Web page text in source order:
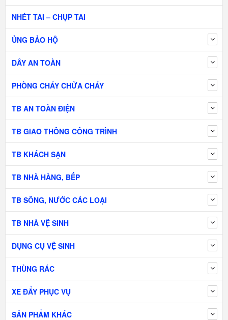
NHÉT TAI – CHỤP TAI
ỦNG BẢO HỘ
DÂY AN TOÀN
PHÒNG CHÁY CHỮA CHÁY
TB AN TOÀN ĐIỆN
TB GIAO THÔNG CÔNG TRÌNH
TB KHÁCH SẠN
TB NHÀ HÀNG, BẾP
TB SÔNG, NƯỚC CÁC LOẠI
TB NHÀ VỆ SINH
DỤNG CỤ VỆ SINH
THÙNG RÁC
XE ĐẨY PHỤC VỤ
SẢN PHẨM KHÁC